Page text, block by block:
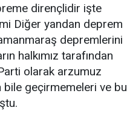
dirençlidir işte
Diğer yandan deprem
depremlerini
halkımız tarafından
olarak arzumuz
bile geçirmemeleri ve bu